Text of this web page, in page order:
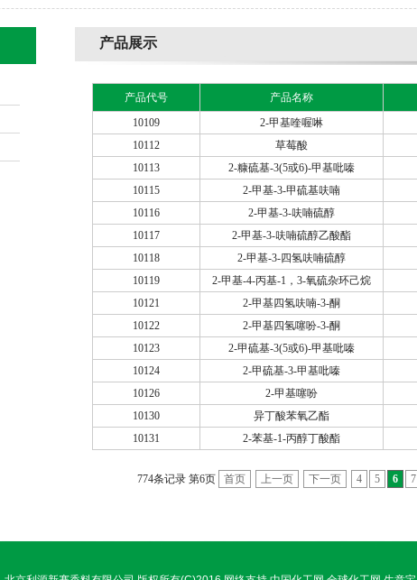
产品展示
产品代号 产品名称
10109
2-甲基喹喔啉
10112
草莓酸
10113
2-糠硫基-3(5或6)-甲基吡嗪
10115
2-甲基-3-甲硫基呋喃
10116
2-甲基-3-呋喃硫醇
10117
2-甲基-3-呋喃硫醇乙酸酯
10118
2-甲基-3-四氢呋喃硫醇
10119
2-甲基-4-丙基-1，3-氧硫杂环己烷
10121
2-甲基四氢呋喃-3-酮
10122
2-甲基四氢噻吩-3-酮
10123
2-甲硫基-3(5或6)-甲基吡嗪
10124
2-甲硫基-3-甲基吡嗪
10126
2-甲基噻吩
10130
异丁酸苯氧乙酯
10131
2-苯基-1-丙醇丁酸酯
774条记录 第6页 首页 上一页 下一页 4 5 6 7